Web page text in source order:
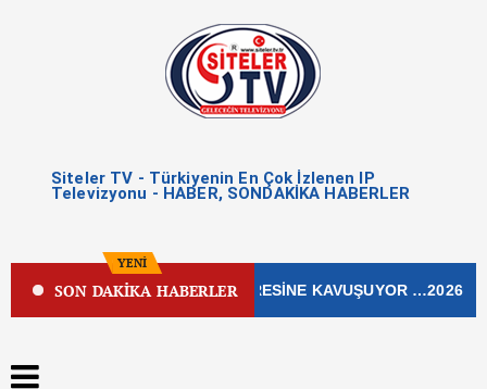
Siteler TV - Türkiyenin En Çok İzlenen IP
Televizyonu - HABER, SONDAKİKA HABERLER
YENİ
SON DAKİKA HABERLER
İŞLEK CADDESİ YENİ ÇEHRESİNE KAVUŞUYOR …2026